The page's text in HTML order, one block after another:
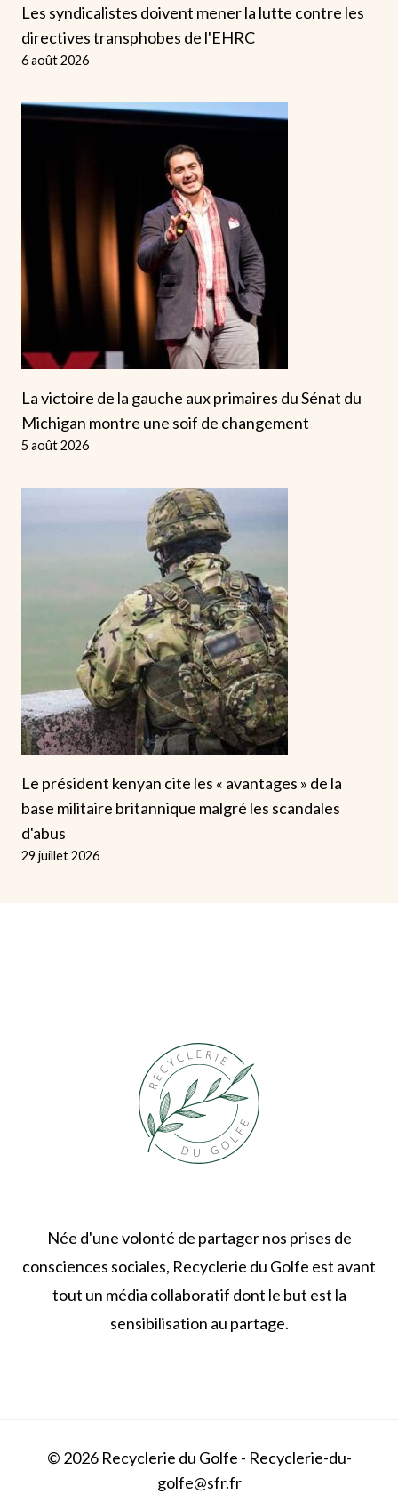
Les syndicalistes doivent mener la lutte contre les
directives transphobes de l'EHRC
6 août 2026
La victoire de la gauche aux primaires du Sénat du
Michigan montre une soif de changement
5 août 2026
Le président kenyan cite les « avantages » de la
base militaire britannique malgré les scandales
d'abus
29 juillet 2026
Née d'une volonté de partager nos prises de
consciences sociales, Recyclerie du Golfe est avant
tout un média collaboratif dont le but est la
sensibilisation au partage.
© 2026 Recyclerie du Golfe - Recyclerie-du-
golfe@sfr.fr